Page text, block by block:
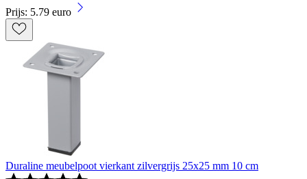
Prijs: 5.79 euro
Duraline meubelpoot vierkant zilvergrijs 25x25 mm 10 cm